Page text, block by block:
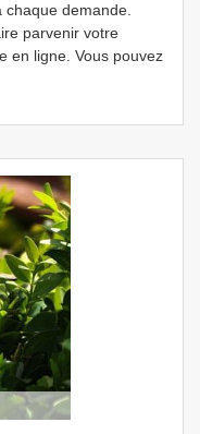
demande.
parvenir votre
en ligne. Vous pouvez